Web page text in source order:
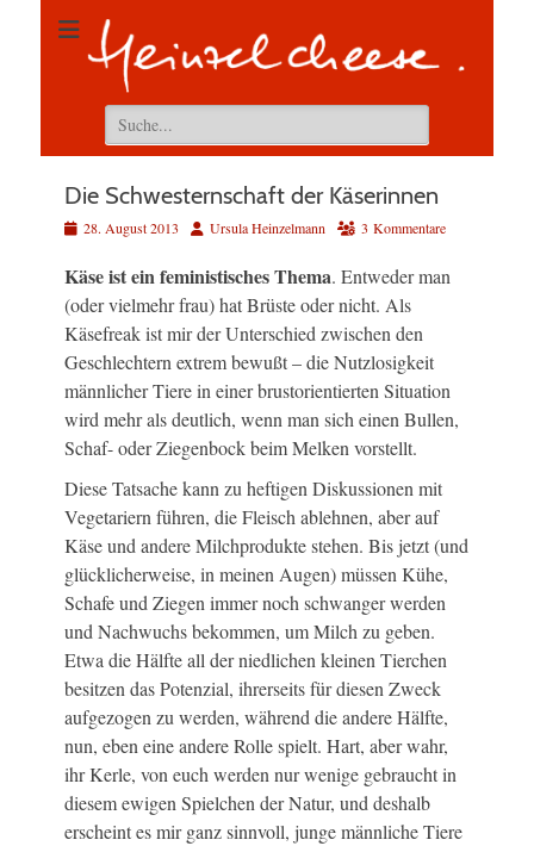
Suchen
nach:
Die Schwesternschaft der Käserinnen
Veröffentlicht
28. August 2013 AutorUrsula Heinzelmann 3 Kommentare
Käse ist ein feministisches Thema. Entweder man
(oder vielmehr frau) hat Brüste oder nicht. Als
Käsefreak ist mir der Unterschied zwischen den
Geschlechtern extrem bewußt – die Nutzlosigkeit
männlicher Tiere in einer brustorientierten Situation
wird mehr als deutlich, wenn man sich einen Bullen,
Schaf- oder Ziegenbock beim Melken vorstellt.
Diese Tatsache kann zu heftigen Diskussionen mit
Vegetariern führen, die Fleisch ablehnen, aber auf
Käse und andere Milchprodukte stehen. Bis jetzt (und
glücklicherweise, in meinen Augen) müssen Kühe,
Schafe und Ziegen immer noch schwanger werden
und Nachwuchs bekommen, um Milch zu geben.
Etwa die Hälfte all der niedlichen kleinen Tierchen
besitzen das Potenzial, ihrerseits für diesen Zweck
aufgezogen zu werden, während die andere Hälfte,
nun, eben eine andere Rolle spielt. Hart, aber wahr,
ihr Kerle, von euch werden nur wenige gebraucht in
diesem ewigen Spielchen der Natur, und deshalb
erscheint es mir ganz sinnvoll, junge männliche Tiere